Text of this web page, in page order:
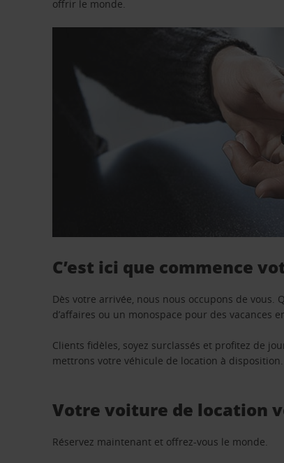
offrir le monde.
C’est ici que commence
Dès votre arrivée, nous nous occupons de
d’affaires ou un monospace pour des vacances
Clients fidèles, soyez surclassés et profitez de
mettrons votre véhicule de location à disposition.
Votre voiture de location
Réservez maintenant et offrez-vous le monde.